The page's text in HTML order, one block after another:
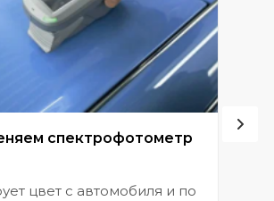
спектрофотометр
цвет с автомобиля и по